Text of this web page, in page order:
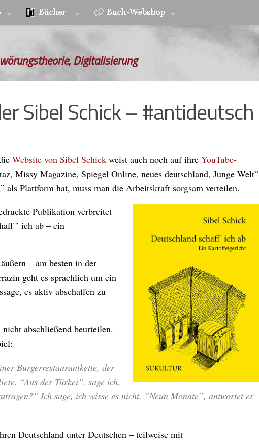
Digitalisierung
Sibel Schick – #antideutsch
Website von Sibel Schick weist auch noch auf ihre YouTube-
Missy Magazine, Spiegel Online, neues deutschland, Junge Welt”
Plattform hat, muss man die Arbeitskraft sorgsam verteilen.
Publikation verbreitet
’ ich ab – ein
– am besten in der
geht es sprachlich um ein
es aktiv abschaffen zu
abschließend beurteilen.
Burgerrestaurantkette, der
“Aus der Türkei”, sage ich.
Ich sage, ich wisse es nicht. “Neun Monate”, antwortet er
Deutschland unter Deutschen – teilweise mit